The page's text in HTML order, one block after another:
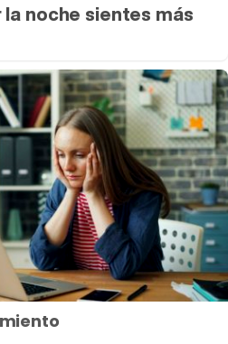
la noche sientes más